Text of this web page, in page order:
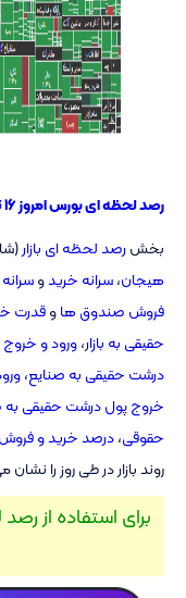
رصد لحظه ای بورس امروز ۱۶ تیر ۱۴۰۵
بخشرصد لحظه ای بازار
هیجان،سرانه خریدو
فروش صندوق هاوقدرت
حقیقی به بازار،ورود و خروج
درشت حقیقی به صنایع،
خروج پول درشت حقیقی
حقوقی،درصد خرید و
روند بازار در طی روز را
برای استفاده از